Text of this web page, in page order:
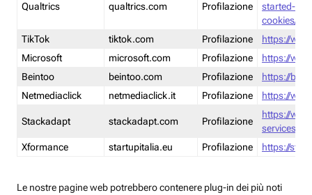
Qualtrics qualtrics.com Profilazione
started-
cookies/
TikTok
tiktok.com Profilazione
https://
Microsoft
microsoft.com Profilazione
https://
Beintoo
beintoo.com Profilazione
https://
Netmediaclick
netmediaclick.it Profilazione https://
Stackadapt stackadapt.com Profilazione
https://
services-
Xformance
startupitalia.eu Profilazione https://
Le nostre pagine web potrebbero contenere plug-in dei più noti